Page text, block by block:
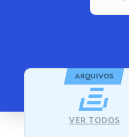
ARQUIVOS
VER TODOS